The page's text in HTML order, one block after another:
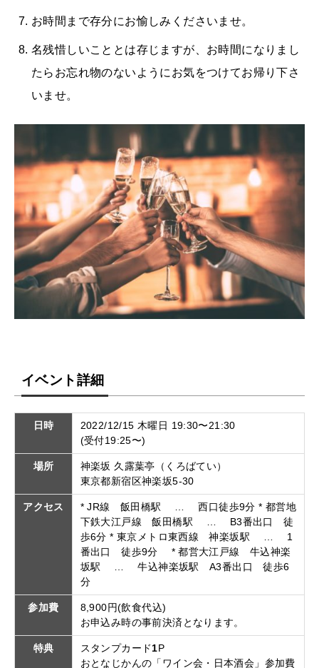
お時間まで存分にお愉しみくださいませ。
名残惜しいこととは存じますが、お時間になりまし
たらお忘れ物のないようにお気をつけてお帰り下さ
いませ。
イベント詳細
日時
2022/12/15 木曜日 19:30〜21:30
(受付19:25〜)
場所
神楽坂 久露葉亭（くろばてい）
東京都新宿区神楽坂5-30
アクセス
* JR線 飯田橋駅 … 西口徒歩9分 * 都営地
下鉄大江戸線 飯田橋駅 … B3番出口 徒
歩6分 * 東京メトロ東西線 神楽坂駅 … 1
番出口 徒歩9分 * 都営大江戸線 牛込神楽
坂駅 … 牛込神楽坂駅 A3番出口 徒歩6
分
参加費
8,900円(飲食代込)
お申込み時の事前決済となります。
特典 スタンプカード1P
おとなじかんの「ワイン会・日本酒会」参加費